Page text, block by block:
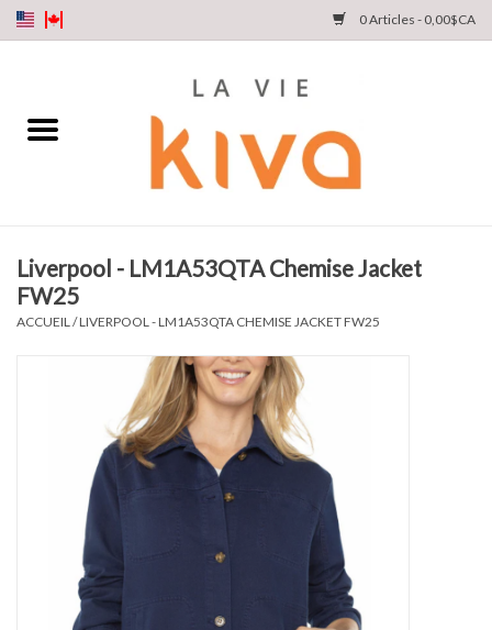
0 Articles - 0,00$CA
MAGASINEZ
Cartes cadeaux
Liverpool - LM1A53QTA Chemise Jacket
FW25
ACCUEIL /LIVERPOOL - LM1A53QTA CHEMISE JACKET FW25